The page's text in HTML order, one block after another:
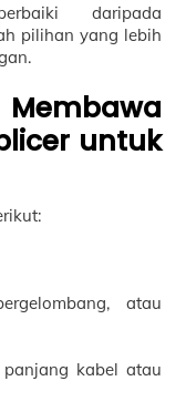
daripada
pilihan yang lebih
untuk
atau
kabel atau